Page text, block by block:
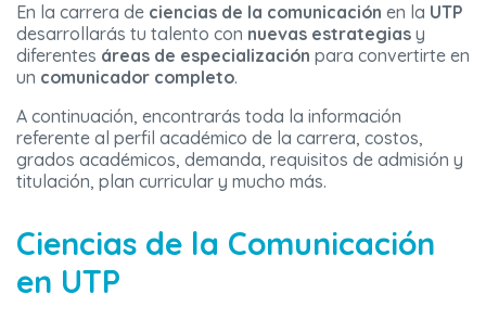
En la carrera de ciencias de la comunicación en la UTP
desarrollarás tu talento con nuevas estrategias y
diferentes áreas de especialización para convertirte en
un comunicador completo.
A continuación, encontrarás toda la información
referente al perfil académico de la carrera, costos,
grados académicos, demanda, requisitos de admisión y
titulación, plan curricular y mucho más.
Ciencias de la Comunicación
en UTP